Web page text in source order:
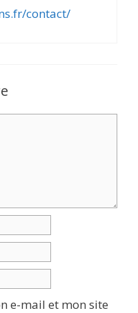
contact/
e-mail et mon site